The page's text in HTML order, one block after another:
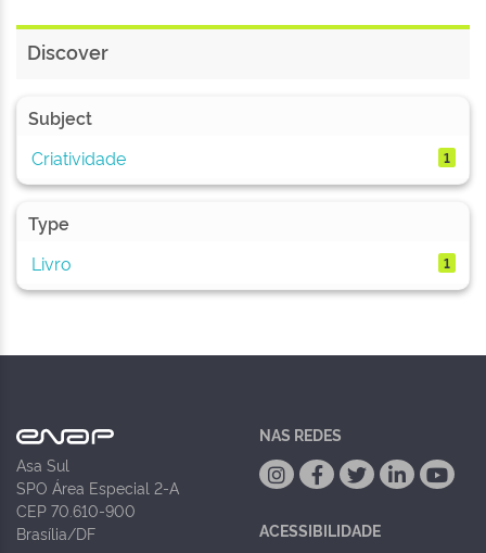
Discover
Subject
Criatividade
1
Type
Livro
1
Asa Sul
SPO Área Especial 2-A
CEP 70.610-900
Brasília/DF
NAS REDES
ACESSIBILIDADE